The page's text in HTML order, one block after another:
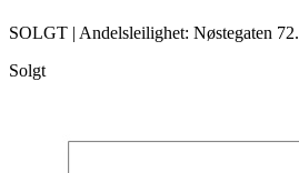
SOLGT | Andelsleilighet: Nøstegaten 72.
Solgt